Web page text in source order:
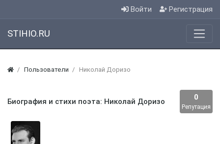
Войти Регистрация
STIHIO.RU
Пользователи Николай Доризо
Биография и стихи поэта: Николай Доризо 0
Репутация